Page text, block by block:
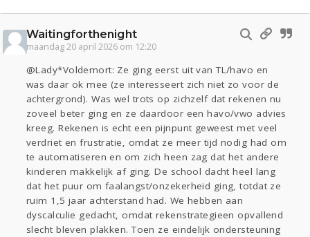
Waitingforthenight
maandag 20 april 2026 om 12:20
@Lady*Voldemort: Ze ging eerst uit van TL/havo en
was daar ok mee (ze interesseert zich niet zo voor de
achtergrond). Was wel trots op zichzelf dat rekenen nu
zoveel beter ging en ze daardoor een havo/vwo advies
kreeg. Rekenen is echt een pijnpunt geweest met veel
verdriet en frustratie, omdat ze meer tijd nodig had om
te automatiseren en om zich heen zag dat het andere
kinderen makkelijk af ging. De school dacht heel lang
dat het puur om faalangst/onzekerheid ging, totdat ze
ruim 1,5 jaar achterstand had. We hebben aan
dyscalculie gedacht, omdat rekenstrategieen opvallend
slecht bleven plakken. Toen ze eindelijk ondersteuning